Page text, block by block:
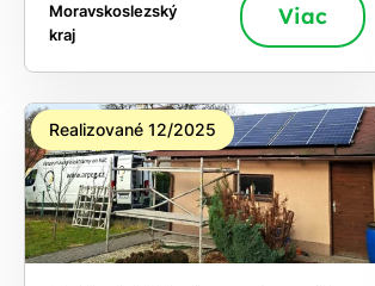
Moravskoslezský
kraj
Viac
Realizované 12/2025